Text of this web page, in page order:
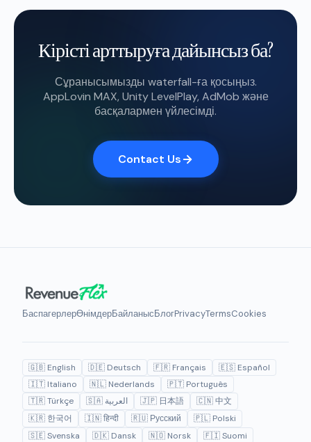
Кірісті арттыруға дайынсыз ба?
Сұранысымызды waterfall-ға қосыңыз.
AppLovin MAX, Unity LevelPlay, AdMob және
басқалармен үйлесімді.
Contact Us
БаспагерлерӨнімдерБайланысБлогPrivacyTermsCookies
🇬🇧 English 🇩🇪 Deutsch 🇫🇷 Français
🇪🇸 Español
🇮🇹 Italiano
🇳🇱 Nederlands
🇵🇹 Português
🇹🇷 Türkçe
🇸🇦 العربية 🇯🇵 日本語
🇨🇳 中文
🇰🇷 한국어
🇮🇳 हिन्दी 🇷🇺 Русский
🇵🇱 Polski
🇸🇪 Svenska
🇩🇰 Dansk 🇳🇴 Norsk 🇫🇮 Suomi